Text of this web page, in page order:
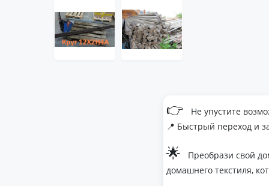
👉
Не упустите
📍 Быстрый переход и
🌟
Преобрази свой
домашнего текстиля,